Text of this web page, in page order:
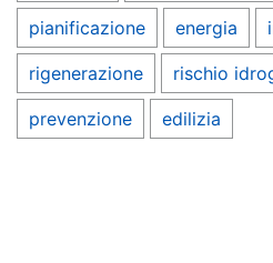
pianificazione energia
rigenerazione rischio
prevenzione edilizia